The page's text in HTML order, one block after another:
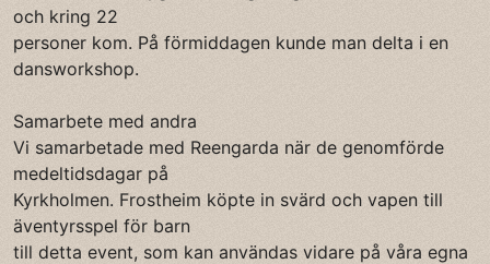
och kring 22
personer kom. På förmiddagen kunde man delta i en
dansworkshop.
Samarbete med andra
Vi samarbetade med Reengarda när de genomförde
medeltidsdagar på
Kyrkholmen. Frostheim köpte in svärd och vapen till
äventyrsspel för barn
till detta event, som kan användas vidare på våra egna